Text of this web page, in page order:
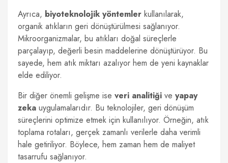
Ayrıca, biyoteknolojik yöntemler kullanılarak,
organik atıkların geri dönüştürülmesi sağlanıyor.
Mikroorganizmalar, bu atıkları doğal süreçlerle
parçalayıp, değerli besin maddelerine dönüştürüyor. Bu
sayede, hem atık miktarı azalıyor hem de yeni kaynaklar
elde ediliyor.
Bir diğer önemli gelişme ise veri analitiği ve yapay
zeka uygulamalarıdır. Bu teknolojiler, geri dönüşüm
süreçlerini optimize etmek için kullanılıyor. Örneğin, atık
toplama rotaları, gerçek zamanlı verilerle daha verimli
hale getiriliyor. Böylece, hem zaman hem de maliyet
tasarrufu sağlanıyor.